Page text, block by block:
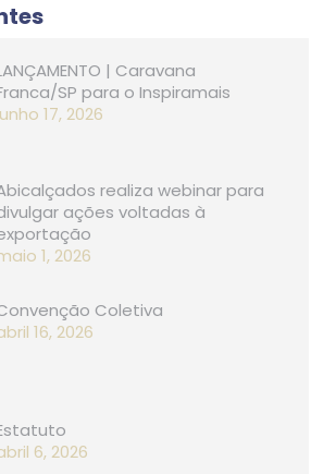
| Caravana
SP para o Inspiramais
17, 2026
realiza webinar para
ações voltadas à
1, 2026
Coletiva
16, 2026
6, 2026